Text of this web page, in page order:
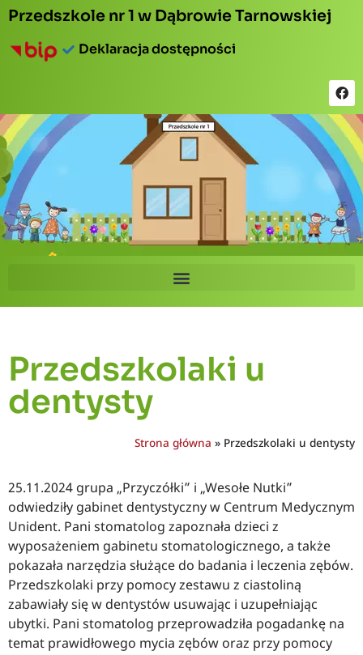
Przedszkole nr 1 w Dąbrowie Tarnowskiej
Deklaracja dostępności
Przedszkolaki u
dentysty
Strona główna » Przedszkolaki u dentysty
25.11.2024 grupa „Przyczółki” i „Wesołe Nutki”
odwiedziły gabinet dentystyczny w Centrum Medycznym
Unident. Pani stomatolog zapoznała dzieci z
wyposażeniem gabinetu stomatologicznego, a także
pokazała narzędzia służące do badania i leczenia zębów.
Przedszkolaki przy pomocy zestawu z ciastoliną
zabawiały się w dentystów usuwając i uzupełniając
ubytki. Pani stomatolog przeprowadziła pogadankę na
temat prawidłowego mycia zębów oraz przy pomocy